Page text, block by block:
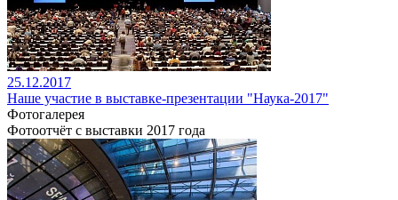
25.12.2017
Наше участие в выставке-презентации "Наука-2017"
Фотогалерея
Фотоотчёт с выставки 2017 года